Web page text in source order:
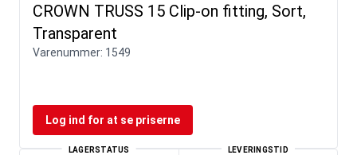
CROWN TRUSS 15 Clip-on fitting, Sort,
Transparent
Varenummer: 1549
Log ind for at se priserne
LAGERSTATUS LEVERINGSTID